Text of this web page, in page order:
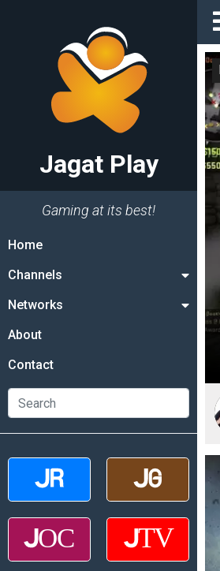
Jagat Play
Gaming at its best!
Home
Channels
Networks
About
Contact